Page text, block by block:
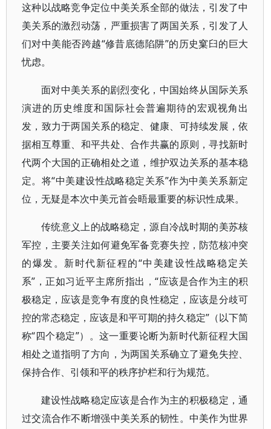
这种以战略竞争定位中美关系全部的做法，引发了中
美关系的激烈动荡，严重损害了两国关系，引发了人
们对中美能否跨越“修昔底德陷阱”的历史窠臼的巨大
忧虑。
面对中美关系的剧烈变化，中国始终从国际关系
演进的历史维度和国际社会普遍期待的宏观视角出
发，致力于两国关系的稳定、健康、可持续发展，依
据相互尊重、和平共处、合作共赢的原则，寻找新时
代两个大国的正确相处之道，维护双边关系的基本稳
定。将“中美建设性战略稳定关系”作为中美关系新定
位，无疑是本次中美元首会晤最重要的标识性成果。
传统意义上的战略稳定，源自冷战时期的美苏核
军控，主要关注如何避免军备竞赛失控，防范核冲突
的爆发。新时代新征程的“中美建设性战略稳定关
系”，正如习近平主席所指出，“应该是合作为主的积
极稳定，应该是竞争有度的良性稳定，应该是分歧可
控的常态稳定，应该是和平可期的持久稳定”（以下简
称“四个稳定”）。这一重要论断为新时代新征程大国
相处之道指明了方向，为两国关系确立了避免失控、
保持合作、引领和平的秩序护栏和行为规范。
建设性战略稳定应该是合作为主的积极稳定，通
过交流合作不断增强中美关系的韧性。中美作为世界